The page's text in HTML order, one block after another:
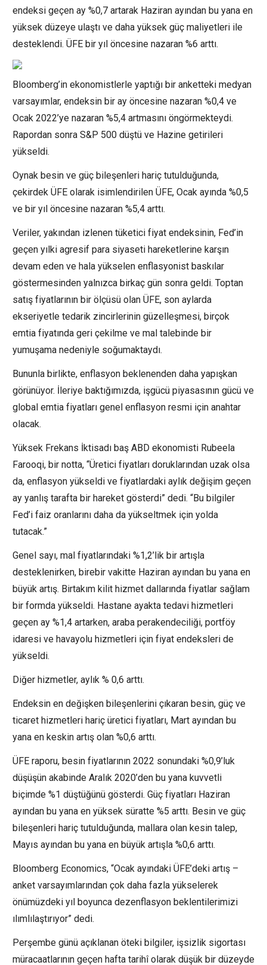
endeksi geçen ay %0,7 artarak Haziran ayından bu yana en
yüksek düzeye ulaştı ve daha yüksek güç maliyetleri ile
desteklendi. ÜFE bir yıl öncesine nazaran %6 arttı.
Bloomberg’in ekonomistlerle yaptığı bir anketteki medyan
varsayımlar, endeksin bir ay öncesine nazaran %0,4 ve
Ocak 2022’ye nazaran %5,4 artmasını öngörmekteydi.
Rapordan sonra S&P 500 düştü ve Hazine getirileri
yükseldi.
Oynak besin ve güç bileşenleri hariç tutulduğunda,
çekirdek ÜFE olarak isimlendirilen ÜFE, Ocak ayında %0,5
ve bir yıl öncesine nazaran %5,4 arttı.
Veriler, yakından izlenen tüketici fiyat endeksinin, Fed’in
geçen yılki agresif para siyaseti hareketlerine karşın
devam eden ve hala yükselen enflasyonist baskılar
göstermesinden yalnızca birkaç gün sonra geldi. Toptan
satış fiyatlarının bir ölçüsü olan ÜFE, son aylarda
ekseriyetle tedarik zincirlerinin güzelleşmesi, birçok
emtia fiyatında geri çekilme ve mal talebinde bir
yumuşama nedeniyle soğumaktaydı.
Bununla birlikte, enflasyon beklenenden daha yapışkan
görünüyor. İleriye baktığımızda, işgücü piyasasının gücü ve
global emtia fiyatları genel enflasyon resmi için anahtar
olacak.
Yüksek Frekans İktisadı baş ABD ekonomisti Rubeela
Farooqi, bir notta, “Üretici fiyatları doruklarından uzak olsa
da, enflasyon yükseldi ve fiyatlardaki aylık değişim geçen
ay yanlış tarafta bir hareket gösterdi” dedi. “Bu bilgiler
Fed’i faiz oranlarını daha da yükseltmek için yolda
tutacak.”
Genel sayı, mal fiyatlarındaki %1,2’lik bir artışla
desteklenirken, birebir vakitte Haziran ayından bu yana en
büyük artış. Birtakım kilit hizmet dallarında fiyatlar sağlam
bir formda yükseldi. Hastane ayakta tedavi hizmetleri
geçen ay %1,4 artarken, araba perakendeciliği, portföy
idaresi ve havayolu hizmetleri için fiyat endeksleri de
yükseldi.
Diğer hizmetler, aylık % 0,6 arttı.
Endeksin en değişken bileşenlerini çıkaran besin, güç ve
ticaret hizmetleri hariç üretici fiyatları, Mart ayından bu
yana en keskin artış olan %0,6 arttı.
ÜFE raporu, besin fiyatlarının 2022 sonundaki %0,9’luk
düşüşün akabinde Aralık 2020’den bu yana kuvvetli
biçimde %1 düştüğünü gösterdi. Güç fiyatları Haziran
ayından bu yana en yüksek süratte %5 arttı. Besin ve güç
bileşenleri hariç tutulduğunda, mallara olan kesin talep,
Mayıs ayından bu yana en büyük artışla %0,6 arttı.
Bloomberg Economics, “Ocak ayındaki ÜFE’deki artış –
anket varsayımlarından çok daha fazla yükselerek
önümüzdeki yıl boyunca dezenflasyon beklentilerimizi
ılımlılaştırıyor” dedi.
Perşembe günü açıklanan öteki bilgiler, işsizlik sigortası
müracaatlarının geçen hafta tarihî olarak düşük bir düzeyde